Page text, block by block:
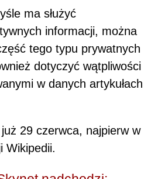
ma służyć
informacji, można
tego typu prywatnych
dotyczyć wątpliwości
w danych artykułach
29 czerwca, najpierw w
Wikipedii.